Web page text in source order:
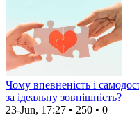
Чому впевненість і
за ідеальну зовнішність?
23-Jun, 17:27 • 250 • 0